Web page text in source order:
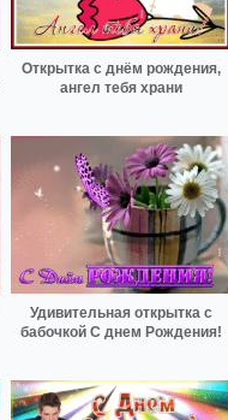
Открытка с днём рождения,
ангел тебя храни
Удивительная открытка с
бабочкой С днем Рождения!